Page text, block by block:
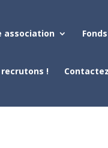
association
recrutons !